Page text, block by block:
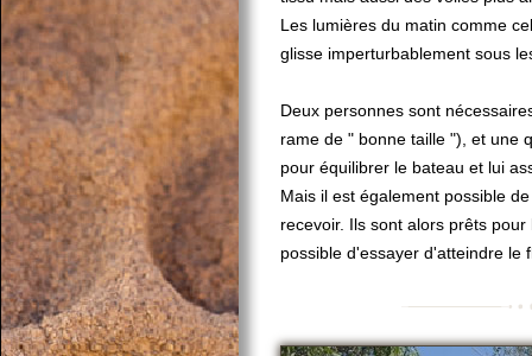
Les lumières du matin comme
glisse imperturbablement sous
Deux personnes sont
rame de " bonne taille "), et une
pour équilibrer le bateau et lui
Mais il est également possible
recevoir. Ils sont alors prêts
possible d'essayer d'atteindre le